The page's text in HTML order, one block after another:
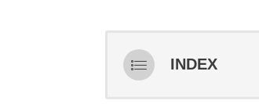
INDEX
ライブ配信